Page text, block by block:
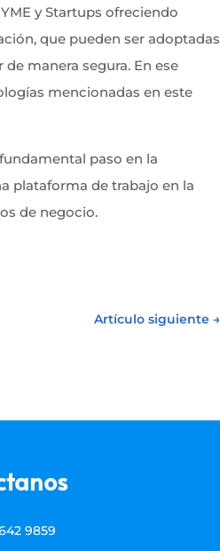
y Startups ofreciendo
que pueden ser adoptadas
manera segura. En ese
mencionadas en este
paso en la
plataforma de trabajo en la
de negocio.
Artículo siguiente →
642 9859